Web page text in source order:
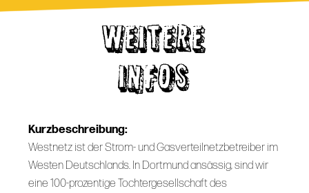
WEITERE
INFOS
Kurzbeschreibung:
Westnetz ist der Strom- und Gasverteilnetzbetreiber im
Westen Deutschlands. In Dortmund ansässig, sind wir
eine 100-prozentige Tochtergesellschaft des